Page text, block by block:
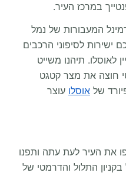
במרכז העיר.
המעבורות של נמל
ישירות לסיפוני הרכבים
לאוסלו. תיהנו משייט
חוצה את מצר קטגט
אוסלו עוצר
את העיר לעת עתה ותפנו
התלול והדרמטי של